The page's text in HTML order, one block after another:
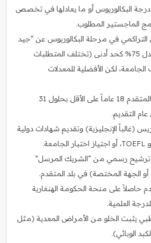
البكالوريوس أو ما يعادلها في تخصص
الماجستير المطلوب.
التراكمي في مرحلة البكالوريوس عن “جيد
جداً” أو ما يعادل 75% كحد أدنى (تختلف المتطلبات
لكن الأفضلية للمعدلات
أن يكون عمر المتقدم 18 عاماً على الأقل بحلول 31
التقديم.
(غالباً الإنجليزية) وتقديم شهادات دولية
رسمي من “الشريك المرسل”
أو الجهة المختصة) في بلد المتقدم.
حاصلاً على منحة الحكومة الهنغارية
العلمية.
يثبت الخلو من الأمراض المعدية (مثل
الوبائي).